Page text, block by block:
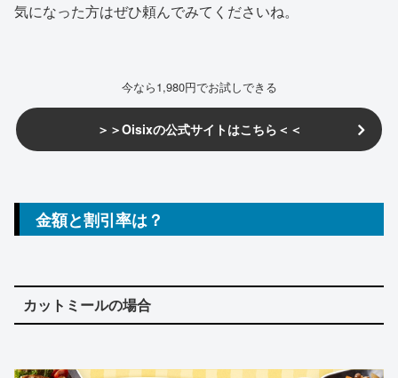
気になった方はぜひ頼んでみてくださいね。
今なら1,980円でお試しできる
＞＞Oisixの公式サイトはこちら＜＜
金額と割引率は？
カットミールの場合